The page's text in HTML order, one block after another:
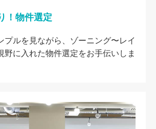
！物件選定
プルを見ながら、ゾーニング〜レイ
野に入れた物件選定をお手伝いしま